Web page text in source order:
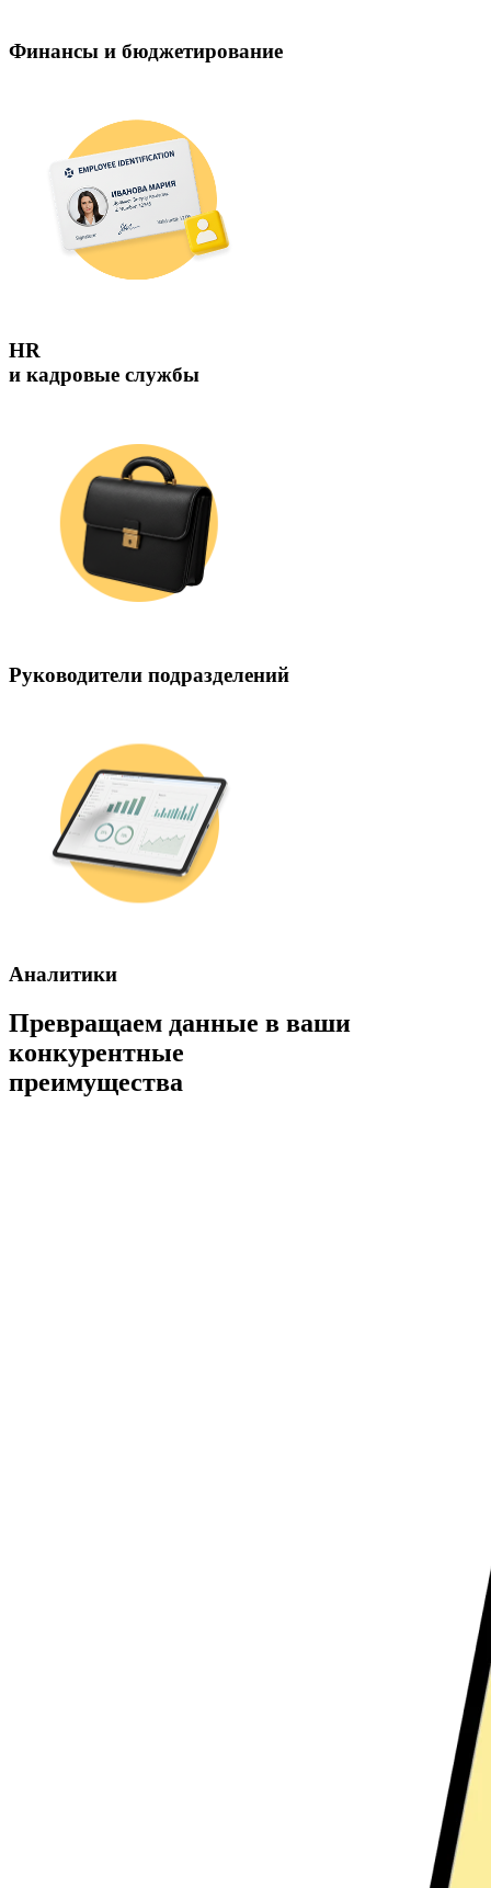
Финансы и бюджетирование
HR
и кадровые службы
Руководители подразделений
Аналитики
Превращаем данные в ваши
конкурентные
преимущества